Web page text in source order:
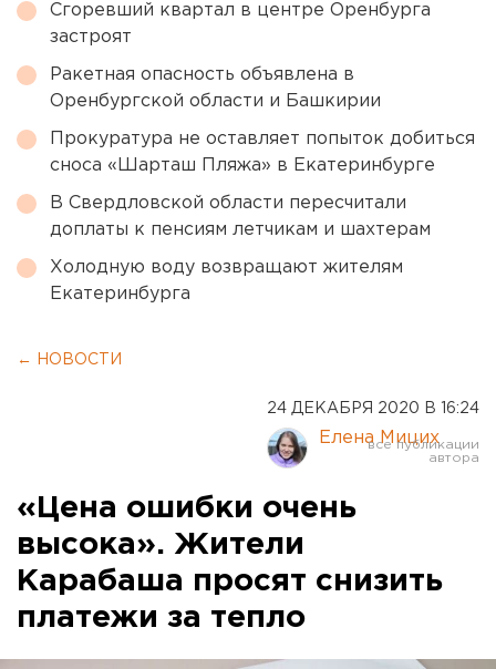
Сгоревший квартал в центре Оренбурга
застроят
Ракетная опасность объявлена в
Оренбургской области и Башкирии
Прокуратура не оставляет попыток добиться
сноса «Шарташ Пляжа» в Екатеринбурге
В Свердловской области пересчитали
доплаты к пенсиям летчикам и шахтерам
Холодную воду возвращают жителям
Екатеринбурга
← НОВОСТИ
24 ДЕКАБРЯ 2020 В 16:24
Елена Мицих
«Цена ошибки очень
высока». Жители
Карабаша просят снизить
платежи за тепло